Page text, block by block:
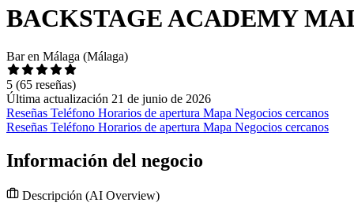
BACKSTAGE ACADEMY
Bar en Málaga (Málaga)
5 (65 reseñas)
Última actualización 21 de junio de 2026
Reseñas Teléfono Horarios de apertura Mapa Negocios cercanos
Reseñas Teléfono Horarios de apertura Mapa Negocios cercanos
Información del negocio
Descripción (AI Overview)